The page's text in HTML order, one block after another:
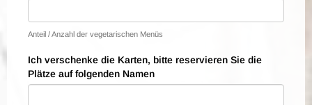
Anteil / Anzahl der vegetarischen Menüs
Ich verschenke die Karten, bitte reservieren Sie die
Plätze auf folgenden Namen